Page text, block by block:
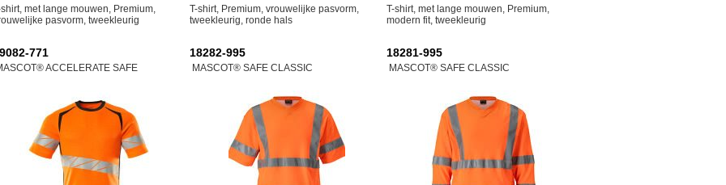
shirt, met lange mouwen, Premium,
pasvorm, tweekleurig
T-shirt, Premium, vrouwelijke pasvorm,
tweekleurig, ronde hals
T-shirt, met lange mouwen, Premium,
modern fit, tweekleurig
771
ACCELERATE SAFE
18282-995
MASCOT® SAFE CLASSIC
18281-995
MASCOT® SAFE CLASSIC